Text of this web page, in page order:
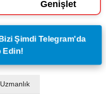
Şimdi Telegram'da
Edin!